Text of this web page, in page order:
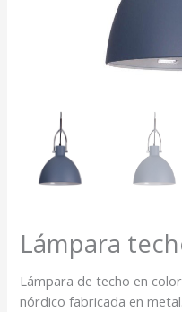
Lámpara
Lámpara de techo en
nórdico fabricada en